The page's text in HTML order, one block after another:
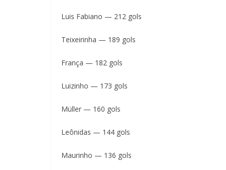
Luis Fabiano — 212 gols
Teixeirinha — 189 gols
França — 182 gols
Luizinho — 173 gols
Müller — 160 gols
Leônidas — 144 gols
Maurinho — 136 gols